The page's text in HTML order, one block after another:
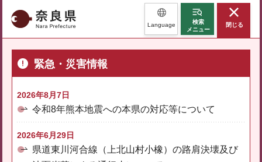
奈良県 Language
検索
メニュー
閉じる
緊急・災害情報
2026年8月7日
令和8年熊本地震への本県の対応等について
2026年6月29日
県道東川河合線（上北山村小橡）の路肩決壊及び